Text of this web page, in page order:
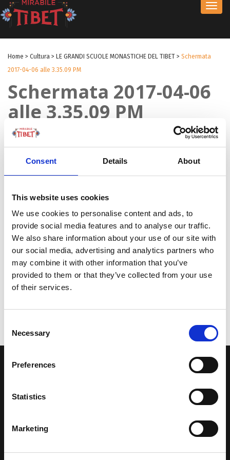
Consent Details About
This website uses cookies
We use cookies to personalise content and ads, to
provide social media features and to analyse our traffic.
We also share information about your use of our site with
our social media, advertising and analytics partners who
may combine it with other information that you’ve
provided to them or that they’ve collected from your use
of their services.
Selection
Necessary
Preferences
Statistics
Marketing
Home > Cultura > LE GRANDI SCUOLE MONASTICHE DEL TIBET > Schermata
2017-04-06 alle 3.35.09 PM
Schermata 2017-04-06
alle 3.35.09 PM
by michele
LA NOSTRA MISSION
Una comunità di appassionati della cultura tibetana che hanno
Una regione affascinante, densa di spiritualità che con i suoi